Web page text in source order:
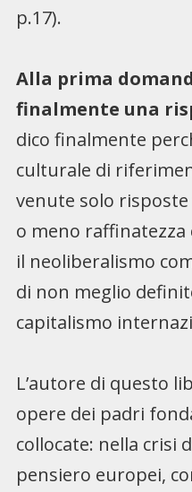
p.17).
Alla prima
finalmente una
dico finalmente
culturale di
venute solo risposte
o meno raffinatezza
il neoliberalismo
di non meglio
capitalismo
L’autore di questo
opere dei padri
collocate: nella crisi
pensiero europei,